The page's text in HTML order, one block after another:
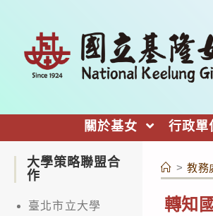
關於基女 行政單
> 教務
轉知
大學策略聯盟合
作
臺北市立大學